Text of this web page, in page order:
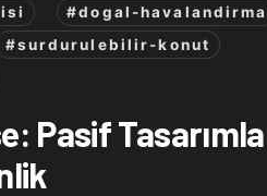
#dogal-havalandirma
#surdurulebilir-konut
Pasif Tasarımla